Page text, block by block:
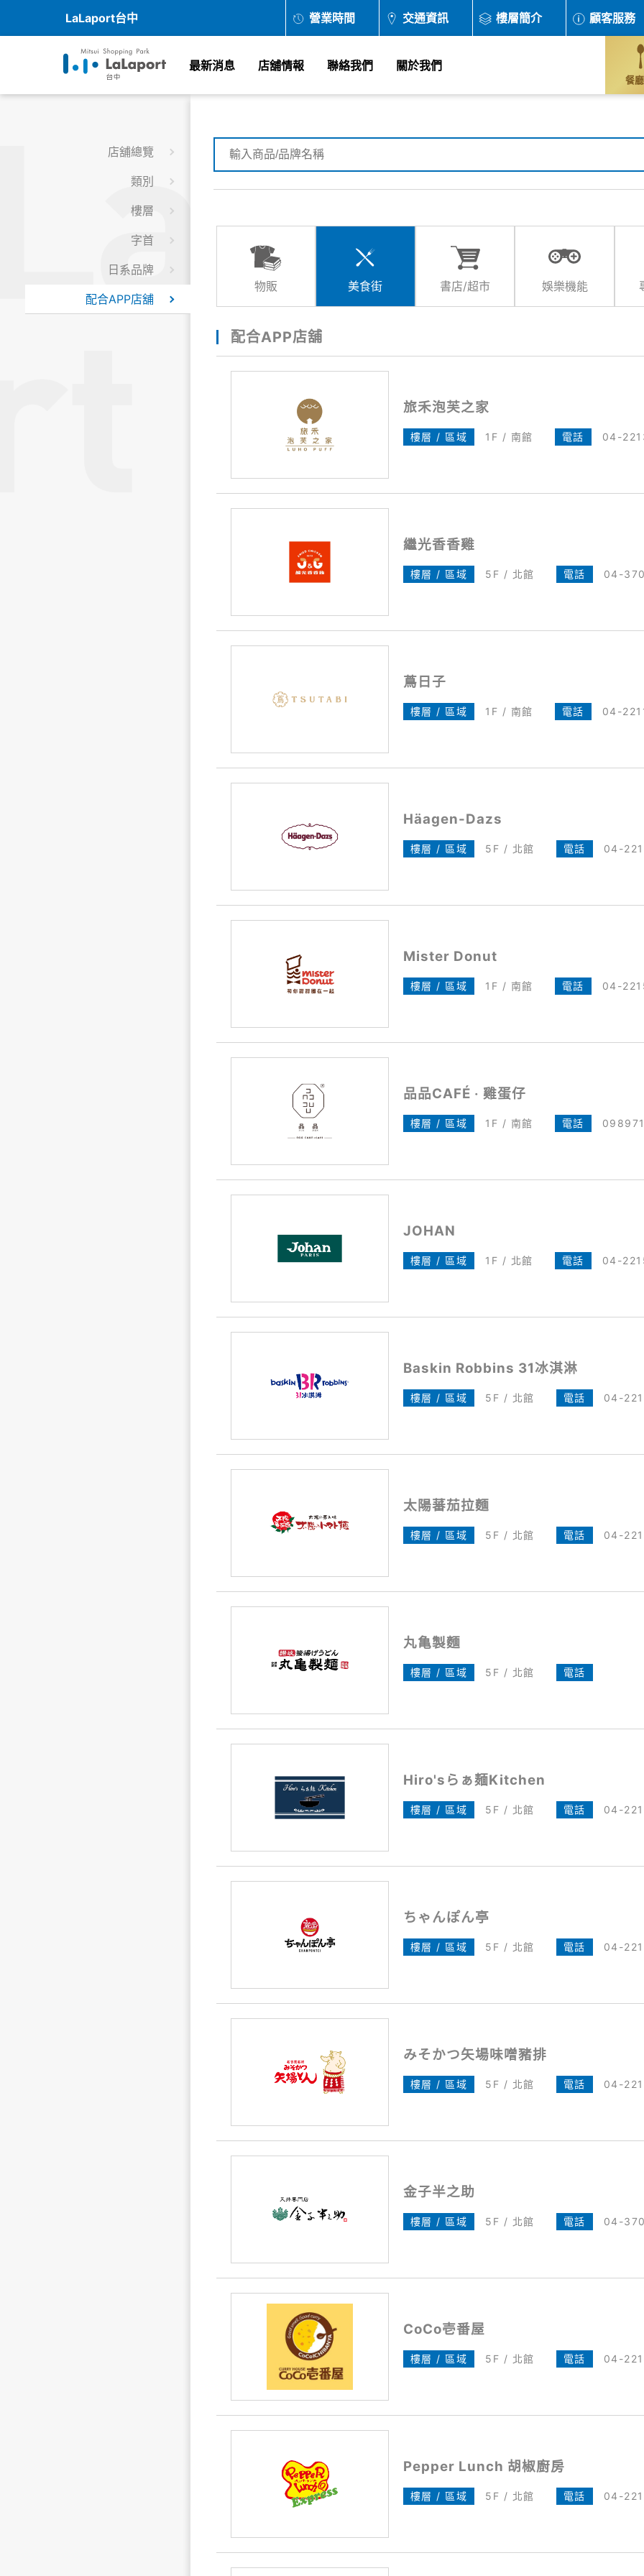
LaLaport台中 營業時間 交通資訊 樓層簡介 顧客服務
最新消息 店舖情報 聯絡我們 關於我們
餐
店舖總覽
類別
樓層
字首
日系品牌
配合APP店舖
物販 美食街 書店/超市 娛樂機能
配合APP店舖
旅禾泡芙之家
樓層 / 區域 1F / 南館 電話 04-
繼光香香雞
樓層 / 區域 5F / 北館 電話 04-
蔦日子
樓層 / 區域 1F / 南館 電話 04-
Häagen-Dazs
樓層 / 區域 5F / 北館 電話 04-
Mister Donut
樓層 / 區域 1F / 南館 電話 04-
品品CAFÉ ‧ 雞蛋仔
樓層 / 區域 1F / 南館 電話
JOHAN
樓層 / 區域 1F / 北館 電話 04-
Baskin Robbins 31冰淇淋
樓層 / 區域 5F / 北館 電話 04-
太陽蕃茄拉麵
樓層 / 區域 5F / 北館 電話 04-
丸亀製麵
樓層 / 區域 5F / 北館 電話
Hiro'sらぁ麺Kitchen
樓層 / 區域 5F / 北館 電話 04-
ちゃんぽん亭
樓層 / 區域 5F / 北館 電話 04-
みそかつ矢場味噌豬排
樓層 / 區域 5F / 北館 電話 04-
金子半之助
樓層 / 區域 5F / 北館 電話 04-
CoCo壱番屋
樓層 / 區域 5F / 北館 電話 04-
Pepper Lunch 胡椒廚房
樓層 / 區域 5F / 北館 電話 04-